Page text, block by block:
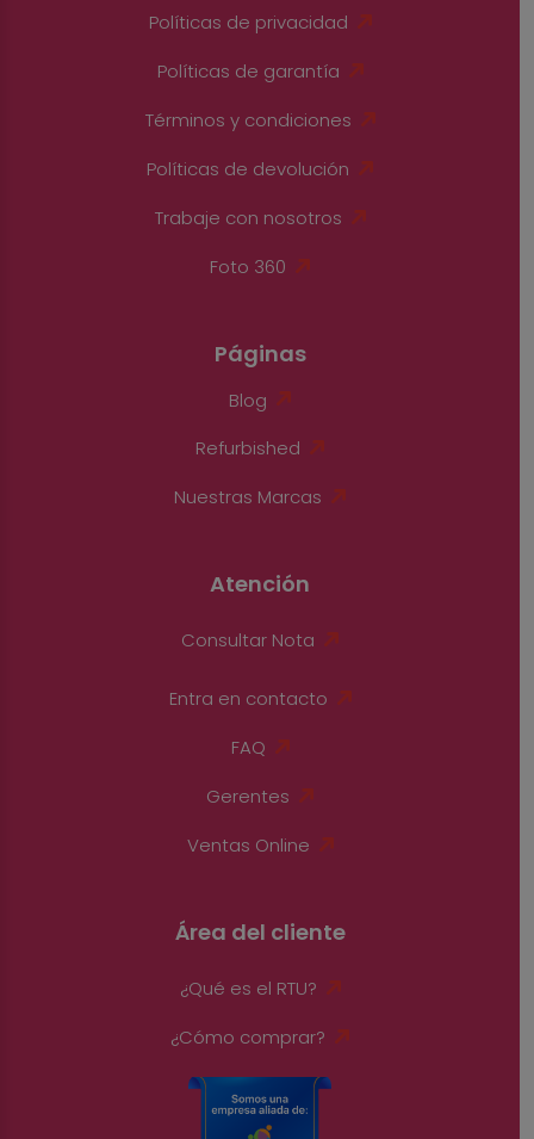
Políticas de privacidad
Políticas de garantía
Términos y condiciones
Políticas de devolución
Trabaje con nosotros
Foto 360
Páginas
Blog
Refurbished
Nuestras Marcas
Atención
Consultar Nota
Entra en contacto
FAQ
Gerentes
Ventas Online
Área del cliente
¿Qué es el RTU?
¿Cómo comprar?